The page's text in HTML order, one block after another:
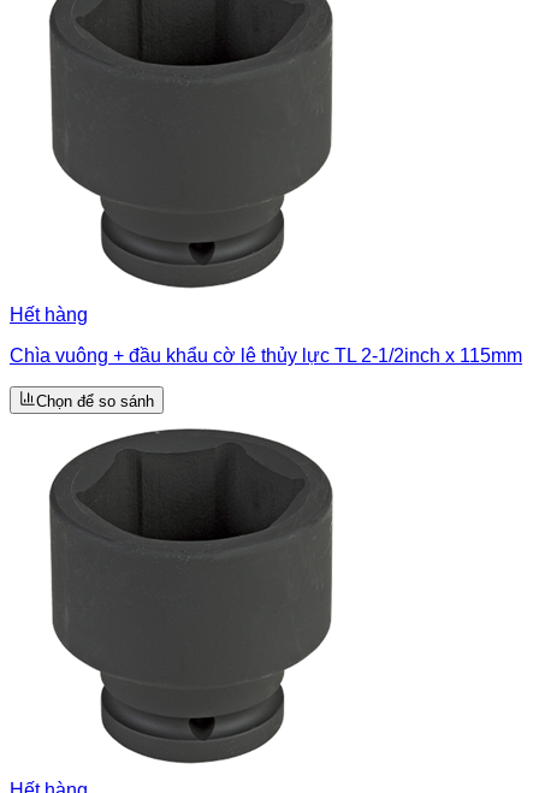
Hết hàng
Chìa vuông + đầu khẩu cờ lê thủy lực TL 2-1/2inch x 115mm
Chọn để so sánh